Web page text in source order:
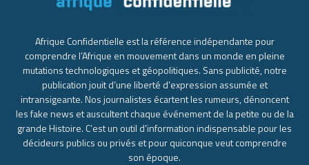
Afrique Confidentielle est la référence indépendante pour
comprendre l’Afrique en mouvement dans un monde en pleine
mutations technologiques et géopolitiques. Sans publicité, notre
publication jouit d’une liberté d’expression assumée et
intransigeante. Nos journalistes écartent les rumeurs, dénoncent
les fake news et auscultent chaque événement de la petite ou de la
grande Histoire. C’est un outil d’information indispensable pour les
décideurs publics ou privés et pour quiconque veut comprendre
son époque.